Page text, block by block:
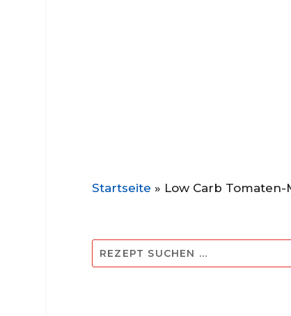
Startseite » Low Carb